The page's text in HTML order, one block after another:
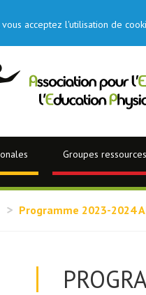
acceptez l'utilisation de
Groupes ressources
Programme 2023-2024